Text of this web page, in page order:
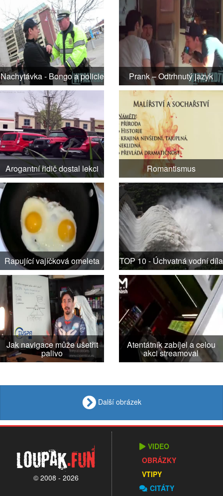
Nachytávka - Bongo a policie Prank – Odtrhnutý jazyk
Arogantní řidič dostal lekci Romantismus
Rapující vajíčková omeleta TOP 10 - Úchvatná vodní díla
Jak navigace může ušetřit
palivo
Atentátník zabíjel a celou
akci streamoval
Další obrázek
Loupak.fun
© 2008 - 2026
VIDEO
OBRÁZKY
VTIPY
CITÁTY